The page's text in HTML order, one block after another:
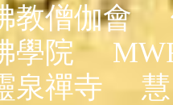
教僧伽會
學院
泉禪寺